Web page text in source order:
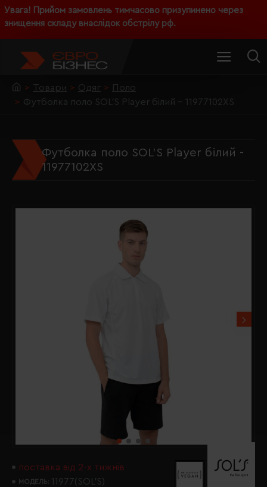
Увага! Прийом замовлень тимчасово призупинено через
знищення складу внаслідок обстрілу рф.
Товари Одяг
Поло
Футболка поло SOL'S Player білий - 11977102XS
Футболка поло SOL'S Player білий -
11977102XS
поставка від 2-х тижнів
МОДЕЛЬ: 11977(SOL’S)